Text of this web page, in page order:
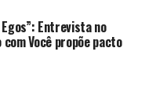
Entrevista no
Você propõe pacto